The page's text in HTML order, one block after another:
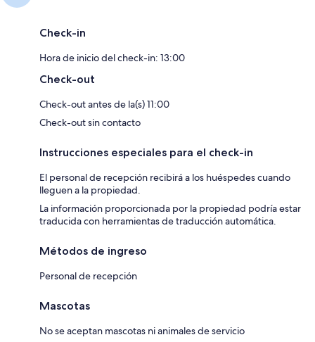
Check-in
Hora de inicio del check-in: 13:00
Check-out
Check-out antes de la(s) 11:00
Check-out sin contacto
Instrucciones especiales para el check-in
El personal de recepción recibirá a los huéspedes cuando
lleguen a la propiedad.
La información proporcionada por la propiedad podría estar
traducida con herramientas de traducción automática.
Métodos de ingreso
Personal de recepción
Mascotas
No se aceptan mascotas ni animales de servicio